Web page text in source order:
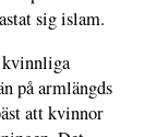
sig islam.
kvinnliga
på armlängds
att kvinnor